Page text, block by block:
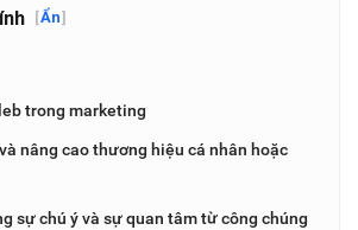
[Ẩn]
trong marketing
nâng cao thương hiệu cá nhân hoặc
sự chú ý và sự quan tâm từ công chúng